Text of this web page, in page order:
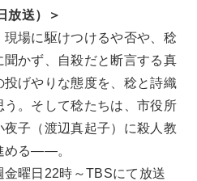
放送）＞
場に駆けつけるや否や、稔
聞かず、自殺だと断言する真
投げやりな態度を、稔と詩織
う。そして稔たちは、市役所
子（渡辺真起子）に殺人教
める――。
金曜日22時～TBSにて放送